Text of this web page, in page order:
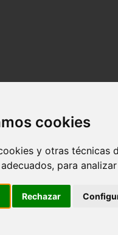
cookies
y otras técnicas
para
Rechazar